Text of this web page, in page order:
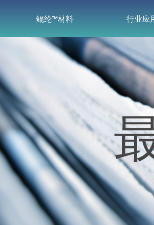
鲲纶™材料
行业应